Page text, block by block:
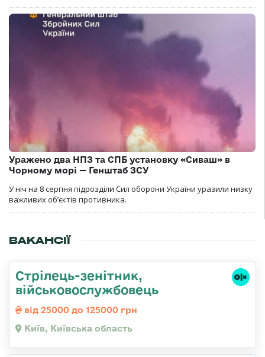
Уражено два НПЗ та СПБ установку «Сиваш» в
Чорному морі — Генштаб ЗСУ
У ніч на 8 серпня підрозділи Сил оборони України уразили низку
важливих об’єктів противника.
ВАКАНСІЇ
Стpілець-зенітник,
військовослужбовець
від 25000 до 125000 грн
Київ, Київська область